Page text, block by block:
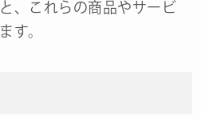
、これらの商品やサービ
す。